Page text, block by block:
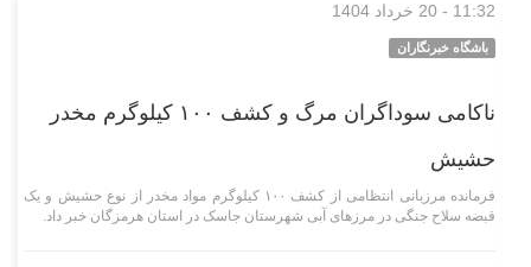
11:32 - 20 خرداد 1404
باشگاه خبرنگاران
ناکامی سوداگران مرگ و کشف ۱۰۰ کیلوگرم مخدر
حشیش
فرمانده مرزبانی انتظامی از کشف ۱۰۰ کیلوگرم مواد مخدر از نوع حشیش و یک
قبضه سلاح جنگی در مرز‌های آبی شهرستان جاسک در استان هرمزگان خبر داد.